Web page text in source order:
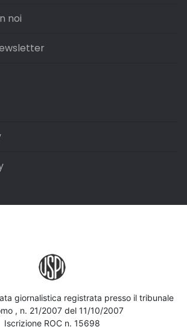
noi
giornalistica registrata presso il tribunale
, n. 21/2007 del 11/10/2007
Iscrizione ROC n. 15698